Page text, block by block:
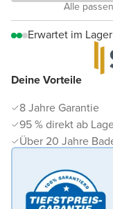
Deine Vorteile
8 Jahre Garantie
95 % direkt ab
Über 20 Jahre
Alle
Erwartet im